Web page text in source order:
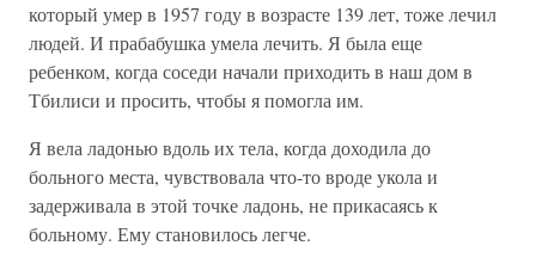
который умер в 1957 году в возрасте 139 лет, тоже лечил
людей. И прабабушка умела лечить. Я была еще
ребенком, когда соседи начали приходить в наш дом в
Тбилиси и просить, чтобы я помогла им.
Я вела ладонью вдоль их тела, когда доходила до
больного места, чувствовала что-то вроде укола и
задерживала в этой точке ладонь, не прикасаясь к
больному. Ему становилось легче.